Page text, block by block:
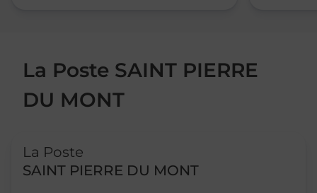
La Poste SAINT PIERRE
DU MONT
La Poste
SAINT PIERRE DU MONT